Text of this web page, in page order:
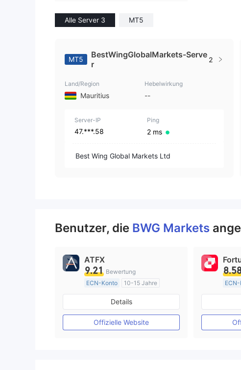
Alle Server 3 MT5
MT5
BestWingGlobalMarkets-Serve
r
2
Land/Region
Mauritius
Hebelwirkung
--
Server-IP
47.***.58
Ping
2 ms
Best Wing Global Markets Ltd
Benutzer, die BWG Markets
ATFX
9.21 Bewertung
ECN-Konto
10-15 Jahre
AustralienRegulierung
Market Making (MM)
MT4-Volllizenz
Details
Offizielle Website